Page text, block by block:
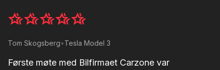
Tom Skogsberg•Tesla Model 3
Første møte med Bilfirmaet Carzone var